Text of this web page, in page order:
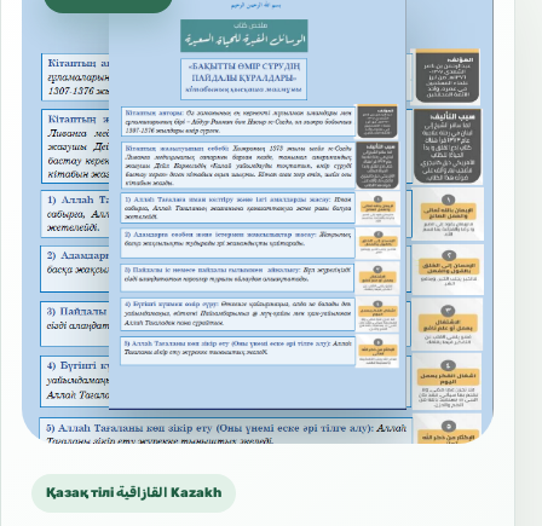
Қазақ тілі القازاقية Kazakh